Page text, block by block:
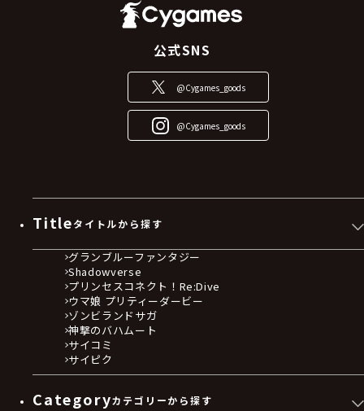
公式SNS
@Cygames_goods
@Cygames_goods
Titleタイトルから探す
グランブルーファンタジー
Shadowverse
プリンセスコネクト！Re:Dive
ウマ娘 プリティーダービー
ゾンビランドサガ
神撃のバハムート
サイコミ
サイピク
Categoryカテゴリーから探す